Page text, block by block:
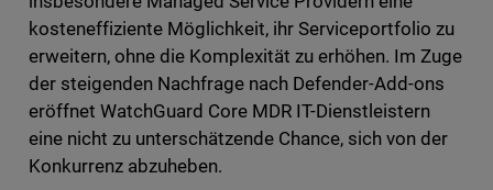
kosteneffiziente Möglichkeit, ihr Serviceportfolio zu
erweitern, ohne die Komplexität zu erhöhen. Im Zuge
der steigenden Nachfrage nach Defender-Add-ons
eröffnet WatchGuard Core MDR IT-Dienstleistern
eine nicht zu unterschätzende Chance, sich von der
Konkurrenz abzuheben.